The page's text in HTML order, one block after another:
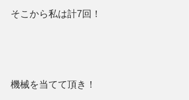
そこから私は計7回！
機械を当てて頂き！